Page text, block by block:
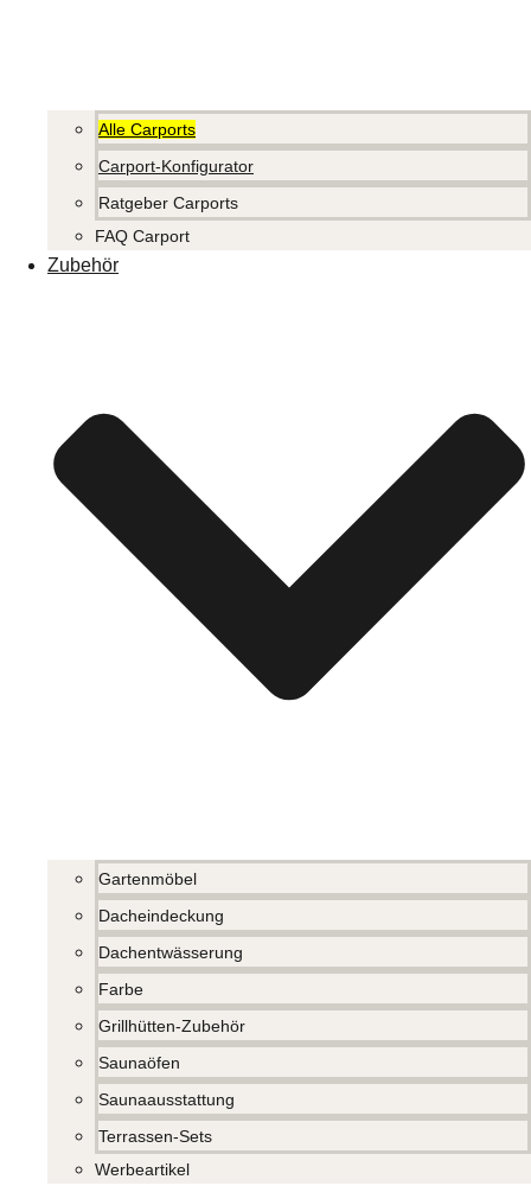
Alle Carports
Carport-Konfigurator
Ratgeber Carports
FAQ Carport
Zubehör
Gartenmöbel
Dacheindeckung
Dachentwässerung
Farbe
Grillhütten-Zubehör
Saunaöfen
Saunaausstattung
Terrassen-Sets
Werbeartikel